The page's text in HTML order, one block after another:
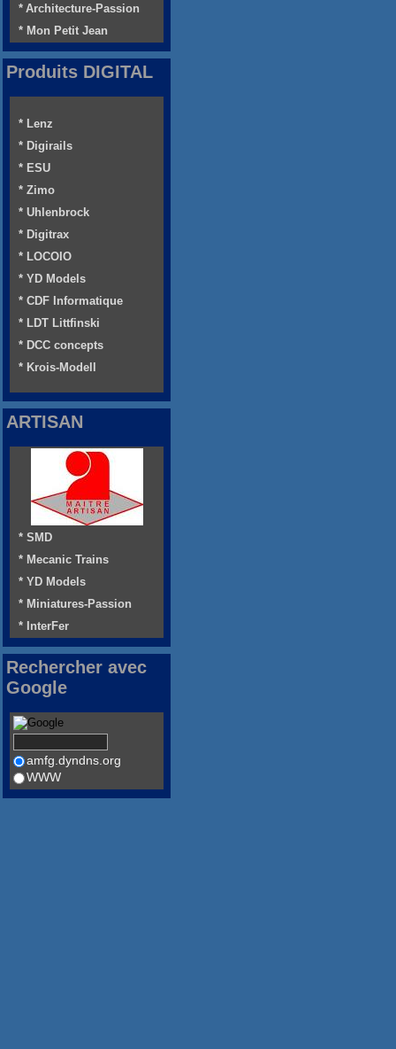
* Architecture-Passion
* Mon Petit Jean
Produits DIGITAL
* Lenz
* Digirails
* ESU
* Zimo
* Uhlenbrock
* Digitrax
* LOCOIO
* YD Models
* CDF Informatique
* LDT Littfinski
* DCC concepts
* Krois-Modell
ARTISAN
* SMD
* Mecanic Trains
* YD Models
* Miniatures-Passion
* InterFer
Rechercher avec
Google
amfg.dyndns.org
WWW